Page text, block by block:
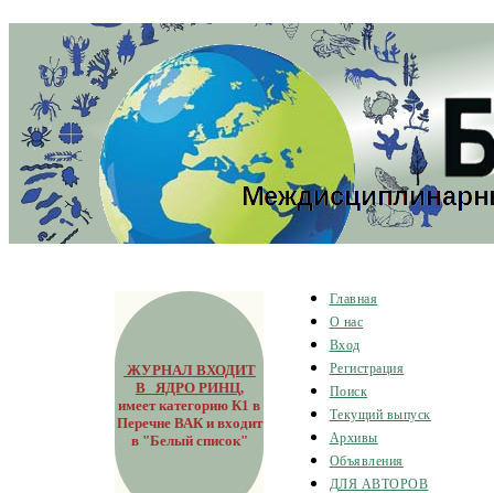
ЖУРНАЛ ВХОДИТ
В ЯДРО РИНЦ,
имеет категорию К1 в
Перечне ВАК и входит
в "Белый список"
Главная
О нас
Вход
Регистрация
Поиск
Текущий выпуск
Архивы
Объявления
ДЛЯ АВТОРОВ